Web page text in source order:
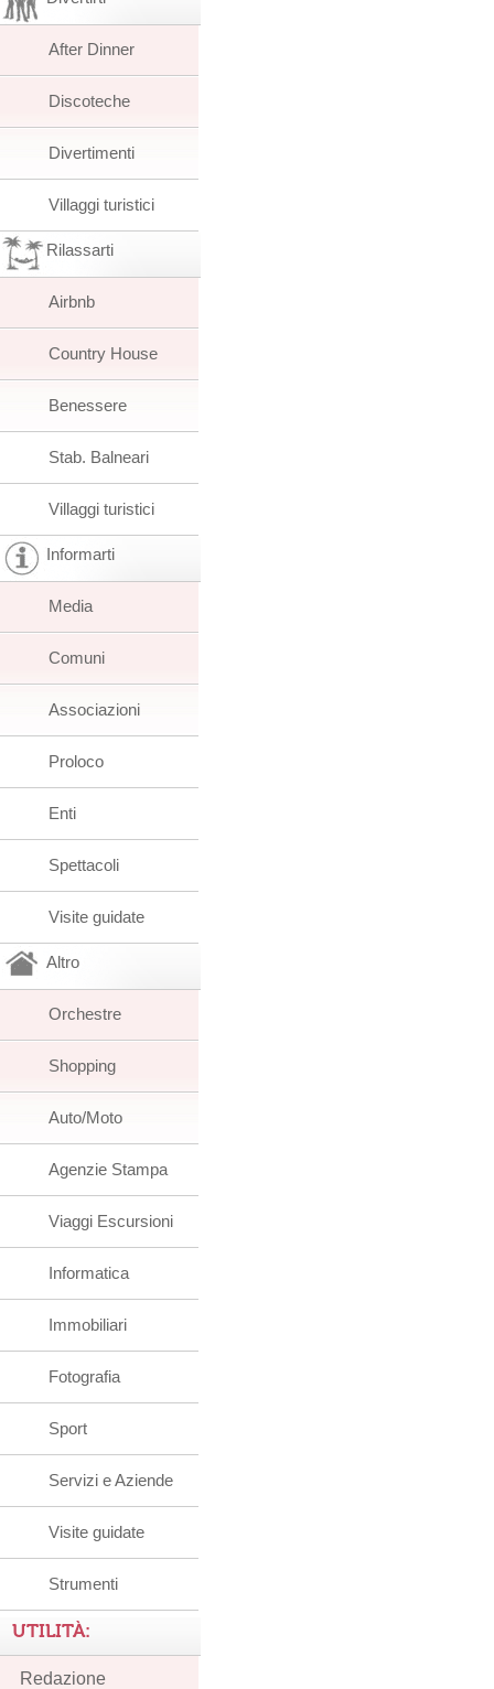
After Dinner
Discoteche
Divertimenti
Villaggi turistici
Rilassarti
Airbnb
Country House
Benessere
Stab. Balneari
Villaggi turistici
Informarti
Media
Comuni
Associazioni
Proloco
Enti
Spettacoli
Visite guidate
Altro
Orchestre
Shopping
Auto/Moto
Agenzie Stampa
Viaggi Escursioni
Informatica
Immobiliari
Fotografia
Sport
Servizi e Aziende
Visite guidate
Strumenti
UTILITÀ:
Redazione